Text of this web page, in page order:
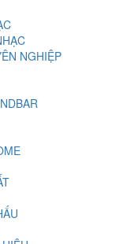
NGHIỆP